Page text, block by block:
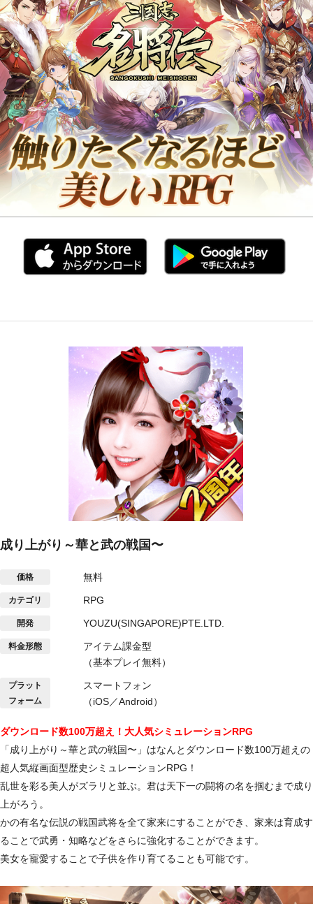
成り上がり～華と武の戦国〜
価格 無料
カテゴリ RPG
開発 YOUZU(SINGAPORE)PTE.LTD
料金形態
アイテム課金型
（基本プレイ無料）
プラット
フォーム
スマートフォン
（iOS／Android）
ダウンロード数100万超え！大人気シミュレーションRPG
「成り上がり～華と武の戦国〜」はなんとダウンロード数100万超えの
超人気縦画面型歴史シミュレーションRPG！
乱世を彩る美人がズラリと並ぶ。君は天下一の闘将の名を掴むまで成り
上がろう。
かの有名な伝説の戦国武将を全て家来にすることができ、家来は育成す
ることで武勇・知略などをさらに強化することができます。
美女を寵愛することで子供を作り育てることも可能です。